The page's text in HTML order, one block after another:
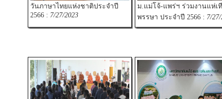
วันภาษาไทยแห่งชาติประจำปี
2566 : 7/27/2023
ม.แม่โจ้-แพร่ฯ ร่วมงานแห่เ
พรรษา ประจำปี 2566 : 7/